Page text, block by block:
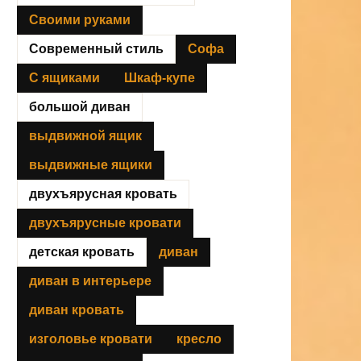
Своими руками
Современный стиль Софа
С ящиками Шкаф-купе
большой диван
выдвижной ящик
выдвижные ящики
двухъярусная кровать
двухъярусные кровати
детская кровать диван
диван в интерьере
диван кровать
изголовье кровати кресло